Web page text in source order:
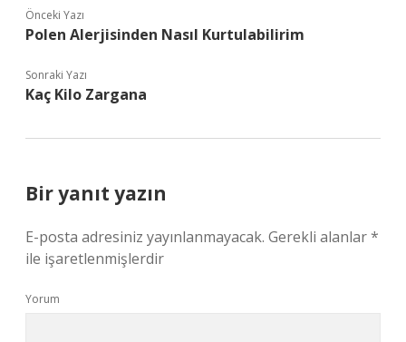
Önceki Yazı
Polen Alerjisinden Nasıl Kurtulabilirim
Sonraki Yazı
Kaç Kilo Zargana
Bir yanıt yazın
E-posta adresiniz yayınlanmayacak. Gerekli alanlar*
ile işaretlenmişlerdir
Yorum